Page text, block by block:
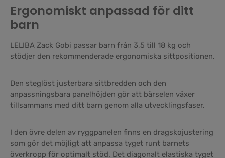
Ergonomiskt anpassad för ditt
barn
LELIBA Zack Gobi passar barn från 3,5 till 18 kg och
stödjer den rekommenderade ergonomiska sittpositionen.
Den steglöst justerbara sittbredden och den
anpassningsbara panelhöjden gör att bärselen växer
tillsammans med ditt barn genom alla utvecklingsfaser.
I den övre delen av ryggpanelen finns en dragskojustering
som gör det möjligt att anpassa tyget runt barnets
överkropp för optimalt stöd. Det diagonalt elastiska tyget